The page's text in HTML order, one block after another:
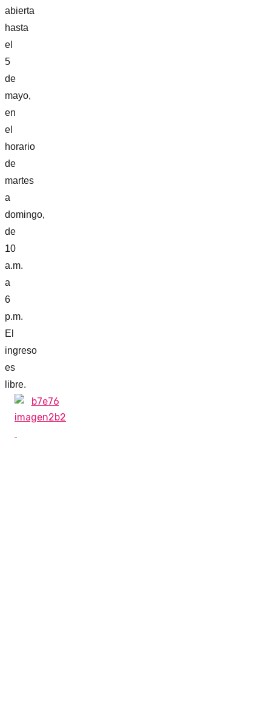
abierta
hasta
el
5
de
mayo,
en
el
horario
de
martes
a
domingo,
de
10
a.m.
a
6
p.m.
El
ingreso
es
libre.